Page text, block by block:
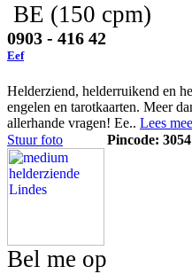
BE (150 cpm)
0903 - 416 42
Eef
Helderziend, helderruikend en
engelen en tarotkaarten. Meer
allerhande vragen! Ee.. Lees
Stuur foto
Pincode: 3054
Bel me op